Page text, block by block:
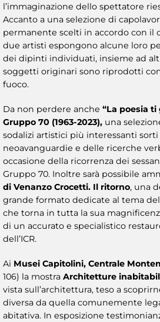
l’immaginazione dello spettatore
Accanto a una selezione di
permanente scelti in accordo con il
due artisti espongono alcune loro
dei dipinti individuati, insieme ad
soggetti originari sono riprodotti
fuoco.
Da non perdere anche “La poesia
Gruppo 70 (1963-2023), una
sodalizi artistici più interessanti
neoavanguardie e delle ricerche
occasione della ricorrenza dei
Gruppo 70. Inoltre sarà possibile
di Venanzo Crocetti. Il ritorno, una
grande formato dedicate al tema
che torna in tutta la sua
di un accurato e specialistico
dell’ICR.
Ai Musei Capitolini, Centrale
106) la mostra Architetture
vista sull’architettura, teso a
diversa da quella comunemente
abitativa. In esposizione